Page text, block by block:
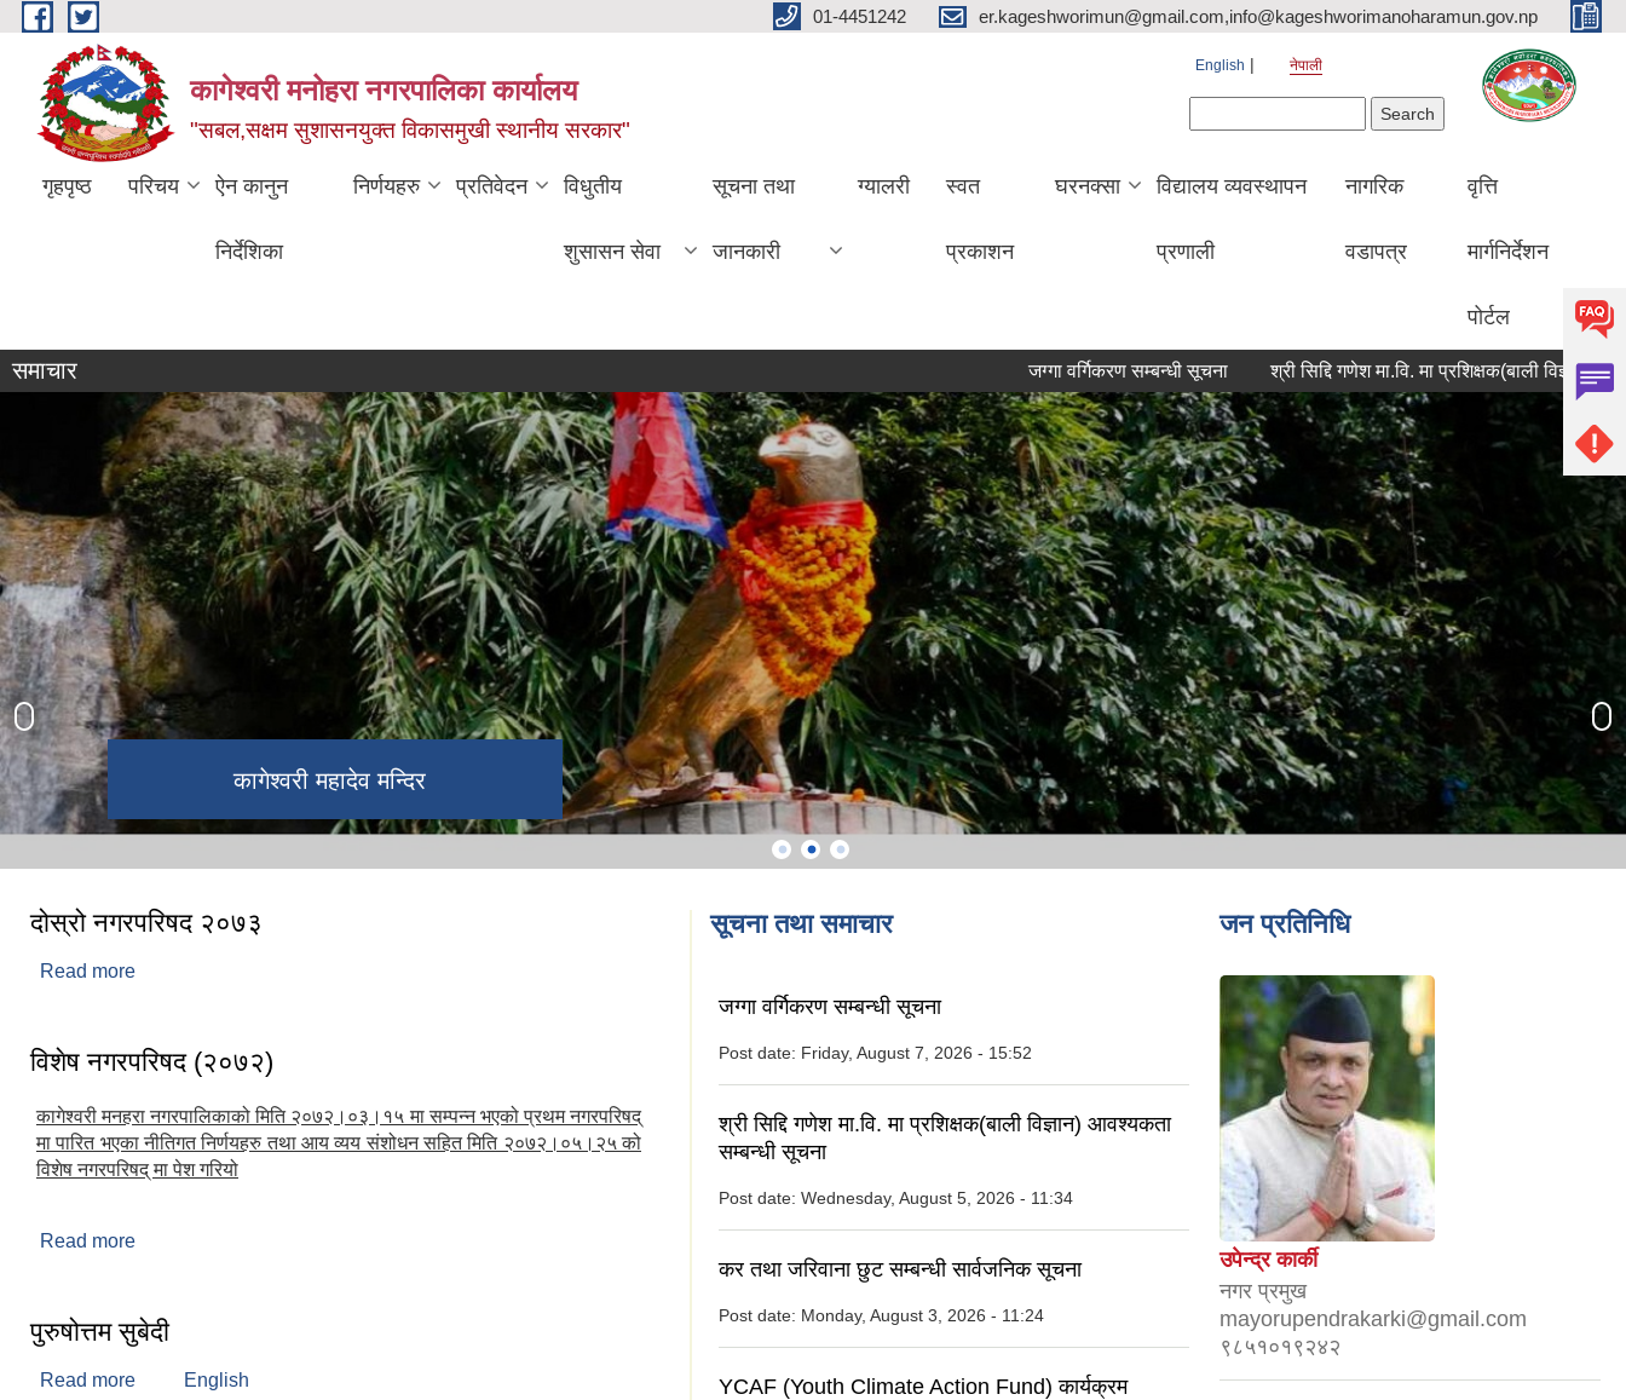
Skip to main content 01-4451242 er.kageshworimun@gmail.com,info@kageshworimanoharamun.gov.np
कागेश्वरी मनोहरा नगरपालिका कार्यालय
"सबल,सक्षम सुशासनयुक्त विकासमुखी स्थानीय सरकार"
English नेपाली
गृहपृष्ठ परिचय ऐन कानुन
निर्देशिका
निर्णयहरु प्रतिवेदन विधुतीय
शुसासन सेवा
सूचना तथा
जानकारी
ग्यालरी स्वत
प्रकाशन
घरनक्सा विद्यालय व्यवस्थापन
प्रणाली
नागरिक
वडापत्र
वृत्ति
मार्गनिर्देशन
पोर्टल
समाचार जग्गा वर्गिकरण सम्बन्धी सूचना श्री सिद्दि गणेश मा.वि. मा प्रशिक्षक(बाली विज्ञान) आवश्यकता
नवतनधाम
कागेश्वरी महादेव मन्दिर
दोस्रो नगरपरिषद २०७३
Read more
विशेष नगरपरिषद (२०७२)
कागेश्वरी मनहरा नगरपालिकाको मिति २०७२।०३।१५ मा सम्पन्न भएको प्रथम नगरपरिषद्
मा पारित भएका नीतिगत निर्णयहरु तथा आय व्यय संशोधन सहित मिति २०७२।०५।२५ को
विशेष नगरपरिषद् मा पेश गरियो
Read more
पुरुषोत्तम सुबेदी
Read more about पुरुषोत्तम सुबेदी
English
सूचना तथा समाचार
जग्गा वर्गिकरण सम्बन्धी सूचना
Post date: Friday, August 7, 2026 - 15:52
श्री सिद्दि गणेश मा.वि. मा प्रशिक्षक(बाली विज्ञान) आवश्यकता
सम्बन्धी सूचना
Post date: Wednesday, August 5, 2026 - 11:34
कर तथा जरिवाना छुट सम्बन्धी सार्वजनिक सूचना
Post date: Monday, August 3, 2026 - 11:24
YCAF (Youth Climate Action Fund) कार्यक्रम
जन प्रतिनिधि
उपेन्द्र कार्की
नगर प्रमुख
mayorupendrakarki@gmail.com
९८५१०१९२४२